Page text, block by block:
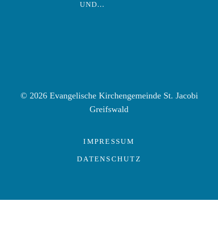
UND...
© 2026 Evangelische Kirchengemeinde St. Jacobi
Greifswald
IMPRESSUM
DATENSCHUTZ